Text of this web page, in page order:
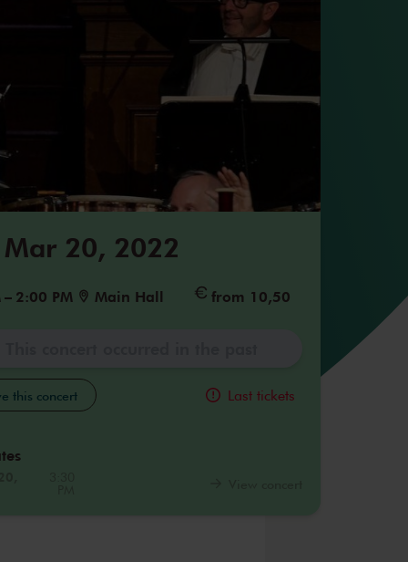
20, 2022
– 2:00 PM Main Hall from 10,50
this concert Last tickets